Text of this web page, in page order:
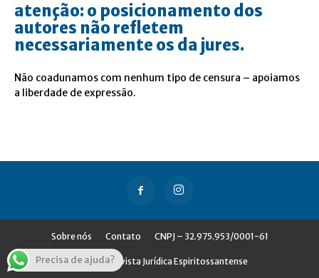
atenção: o posicionamento dos
autores não refletem
necessariamente os da jures.
Não coadunamos com nenhum tipo de censura – apoiamos
a liberdade de expressão.
Sobre nós Contato CNPJ – 32.975.953/0001-61
© Jures - Revista Jurídica Espiritossantense
Precisa de ajuda?